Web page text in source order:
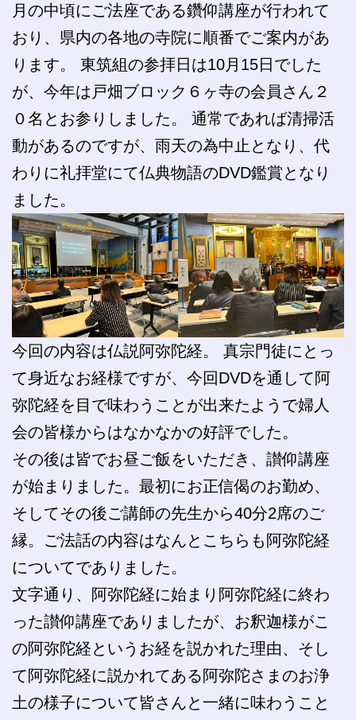
月の中頃にご法座である鑽仰講座が行われて
おり、県内の各地の寺院に順番でご案内があ
ります。 東筑組の参拝日は10月15日でした
が、今年は戸畑ブロック６ヶ寺の会員さん２
０名とお参りしました。 通常であれば清掃活
動があるのですが、雨天の為中止となり、代
わりに礼拝堂にて仏典物語のDVD鑑賞となり
ました。
今回の内容は仏説阿弥陀経。 真宗門徒にとっ
て身近なお経様ですが、今回DVDを通して阿
弥陀経を目で味わうことが出来たようで婦人
会の皆様からはなかなかの好評でした。
その後は皆でお昼ご飯をいただき、讃仰講座
が始まりました。最初にお正信偈のお勤め、
そしてその後ご講師の先生から40分2席のご
縁。ご法話の内容はなんとこちらも阿弥陀経
についてでありました。
文字通り、阿弥陀経に始まり阿弥陀経に終わ
った讃仰講座でありましたが、お釈迦様がこ
の阿弥陀経というお経を説かれた理由、そし
て阿弥陀経に説かれてある阿弥陀さまのお浄
土の様子について皆さんと一緒に味わうこと